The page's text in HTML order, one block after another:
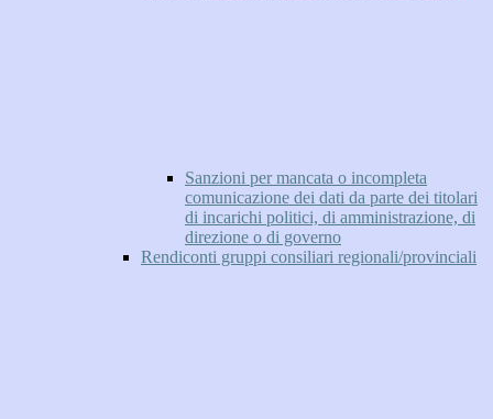
Sanzioni per mancata o incompleta
comunicazione dei dati da parte dei titolari
di incarichi politici, di amministrazione, di
direzione o di governo
Rendiconti gruppi consiliari regionali/provinciali